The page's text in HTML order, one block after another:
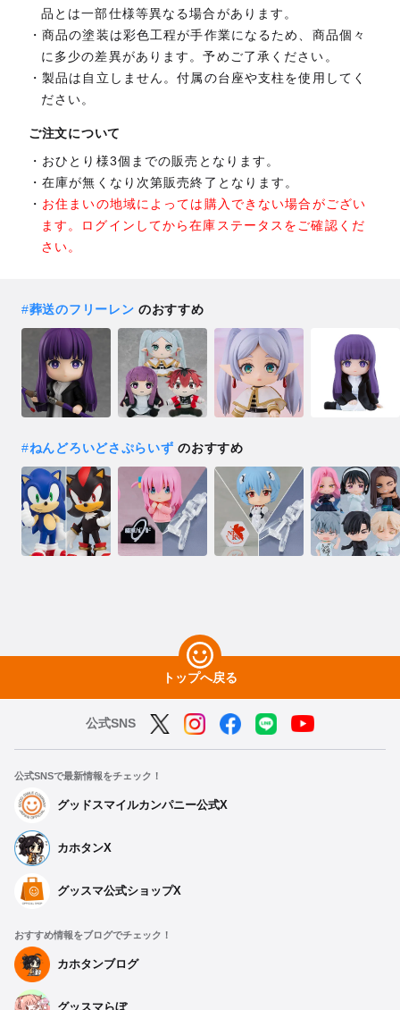
品とは一部仕様等異なる場合があります。
商品の塗装は彩色工程が手作業になるため、商品個々
に多少の差異があります。予めご了承ください。
製品は自立しません。付属の台座や支柱を使用してく
ださい。
ご注文について
おひとり様3個までの販売となります。
在庫が無くなり次第販売終了となります。
お住まいの地域によっては購入できない場合がござい
ます。ログインしてから在庫ステータスをご確認くだ
さい。
#葬送のフリーレン のおすすめ
#ねんどろいどさぷらいず のおすすめ
トップへ戻る
公式SNS
公式SNSで最新情報をチェック！
グッドスマイルカンパニー公式X
カホタンX
グッスマ公式ショップX
おすすめ情報をブログでチェック！
カホタンブログ
グッスマらぼ